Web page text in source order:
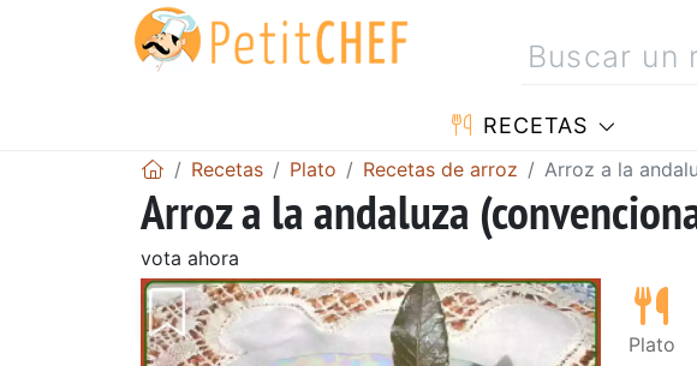
RECETAS
Recetas Plato Recetas de arroz Arroz a la
Arroz a la andaluza
vota ahora
Plato